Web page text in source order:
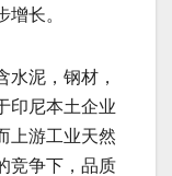
长。
水泥，钢材，
印尼本土企业
上游工业天然
竞争下，品质